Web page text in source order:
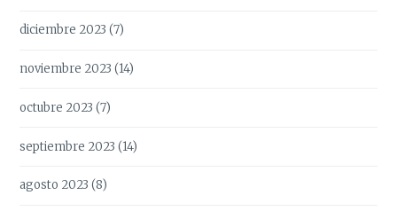
diciembre 2023 (7)
noviembre 2023 (14)
octubre 2023 (7)
septiembre 2023 (14)
agosto 2023 (8)